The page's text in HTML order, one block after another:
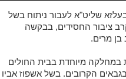
שליט"א לעבור ניתוח בשל
ציבור החסידים, בבקשה
בן מרים.
מאז ערב שבת במחלקה מיוחדת בבית החולים
הקרובים. בשל אשפוז אביו